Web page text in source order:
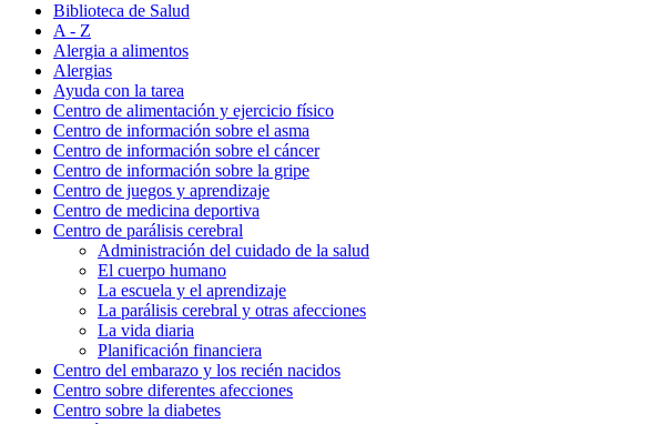
Biblioteca de Salud
A - Z
Alergia a alimentos
Alergias
Ayuda con la tarea
Centro de alimentación y ejercicio físico
Centro de información sobre el asma
Centro de información sobre el cáncer
Centro de información sobre la gripe
Centro de juegos y aprendizaje
Centro de medicina deportiva
Centro de parálisis cerebral
Administración del cuidado de la salud
El cuerpo humano
La escuela y el aprendizaje
La parálisis cerebral y otras afecciones
La vida diaria
Planificación financiera
Centro del embarazo y los recién nacidos
Centro sobre diferentes afecciones
Centro sobre la diabetes